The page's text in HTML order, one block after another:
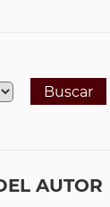
Buscar
AUTOR